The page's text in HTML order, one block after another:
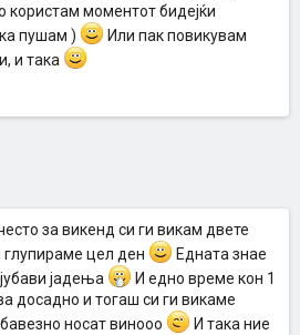
користам моментот бидејќи
пушам )
Или пак повикувам
и така
за викенд си ги викам двете
глупираме цел ден
Едната знае
јадења
И едно време кон 1
досадно и тогаш си ги викаме
носат винооо
И така ние